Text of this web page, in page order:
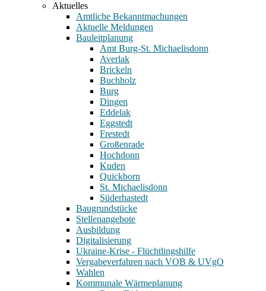
Aktuelles
Amtliche Bekanntmachungen
Aktuelle Meldungen
Bauleitplanung
Amt Burg-St. Michaelisdonn
Averlak
Brickeln
Buchholz
Burg
Dingen
Eddelak
Eggstedt
Frestedt
Großenrade
Hochdonn
Kuden
Quickborn
St. Michaelisdonn
Süderhastedt
Baugrundstücke
Stellenangebote
Ausbildung
Digitalisierung
Ukraine-Krise - Flüchtlingshilfe
Vergabeverfahren nach VOB & UVgO
Wahlen
Kommunale Wärmeplanung